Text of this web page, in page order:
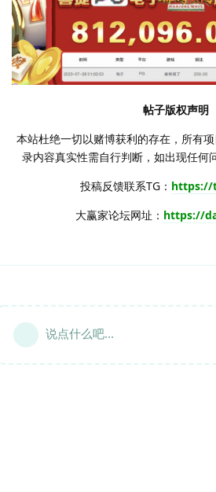
帖子版权声明
本站杜绝一切以赌博获利的存在，所有
录内容真实性需自行判断，如出现任何
投稿反馈联系TG： https://
大赢家论坛网址： https://
说点什么吧...